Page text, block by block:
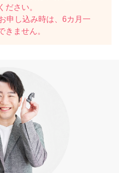
ださい。
申し込み時は、6カ月一
きません。